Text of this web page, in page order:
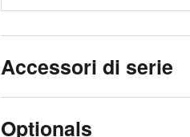
Accessori di serie
Optionals